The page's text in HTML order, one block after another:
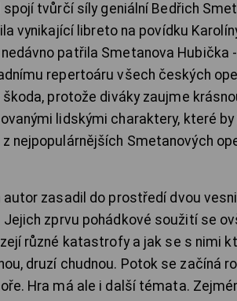
spojí tvůrčí síly geniální Bedřich
vynikající libreto na povídku
patřila Smetanova Hubička
repertoáru všech českých
protože diváky zaujme
lidskými charaktery, které
nejpopulárnějších Smetanových
autor zasadil do prostředí dvou
Jejich zprvu pohádkové soužití se
různé katastrofy a jak se s nimi
druzí chudnou. Potok se začíná
Hra má ale i další témata.